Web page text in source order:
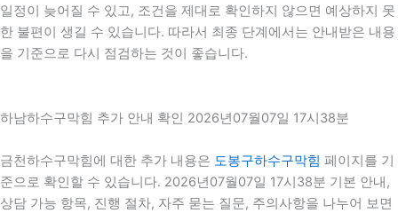
일정이 늦어질 수 있고, 조건을 제대로 확인하지 않으면 예상하지 못
한 불편이 생길 수 있습니다. 따라서 최종 단계에서는 안내받은 내용
을 기준으로 다시 점검하는 것이 좋습니다.
하남하수구막힘 추가 안내 확인 2026년07월07일 17시38분
금천하수구막힘에 대한 추가 내용은 도봉구하수구막힘 페이지를 기
준으로 확인할 수 있습니다. 2026년07월07일 17시38분 기본 안내,
상담 가능 항목, 진행 절차, 자주 묻는 질문, 주의사항을 나누어 보면